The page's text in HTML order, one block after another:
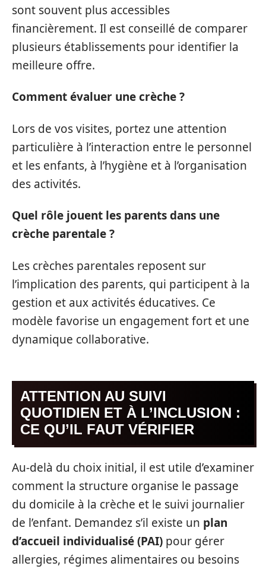
sont souvent plus accessibles
financièrement. Il est conseillé de comparer
plusieurs établissements pour identifier la
meilleure offre.
Comment évaluer une crèche ?
Lors de vos visites, portez une attention
particulière à l’interaction entre le personnel
et les enfants, à l’hygiène et à l’organisation
des activités.
Quel rôle jouent les parents dans une
crèche parentale ?
Les crèches parentales reposent sur
l’implication des parents, qui participent à la
gestion et aux activités éducatives. Ce
modèle favorise un engagement fort et une
dynamique collaborative.
ATTENTION AU SUIVI
QUOTIDIEN ET À L’INCLUSION :
CE QU’IL FAUT VÉRIFIER
Au-delà du choix initial, il est utile d’examiner
comment la structure organise le passage
du domicile à la crèche et le suivi journalier
de l’enfant. Demandez s’il existe un plan
d’accueil individualisé (PAI) pour gérer
allergies, régimes alimentaires ou besoins